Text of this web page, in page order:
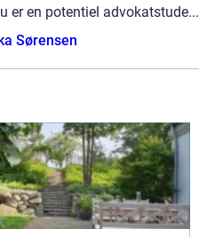
er en potentiel advokatstude...
Sørensen